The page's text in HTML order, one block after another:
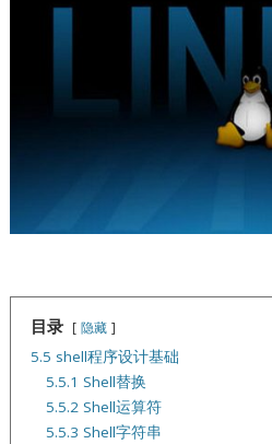
目录 隐藏
5.5 shell程序设计基础
5.5.1 Shell替换
5.5.2 Shell运算符
5.5.3 Shell字符串